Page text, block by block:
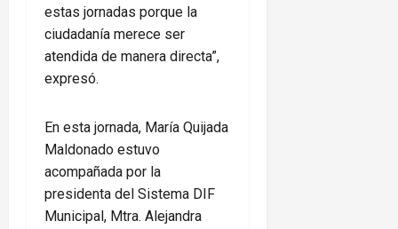
estas jornadas porque la
ciudadanía merece ser
atendida de manera directa”,
expresó.
En esta jornada, María Quijada
Maldonado estuvo
acompañada por la
presidenta del Sistema DIF
Municipal, Mtra. Alejandra